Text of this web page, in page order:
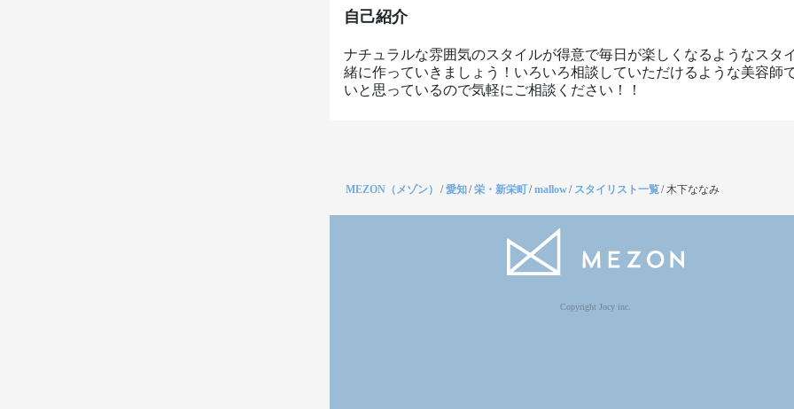
自己紹介
ナチュラルな雰囲気のスタイルが得意で毎日が楽しくなるようなスタ
緒に作っていきましょう！いろいろ相談していただけるような美容師
いと思っているので気軽にご相談ください！！
MEZON（メゾン） /愛知/栄・新栄町/mallow/ スタイリスト一覧/木下ななみ
Copyright Jocy inc.